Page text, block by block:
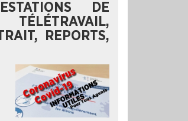
DE
TÉLÉTRAVAIL,
REPORTS,